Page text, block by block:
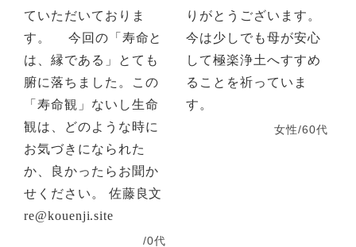
ていただいておりま
す。 今回の「寿命と
は、縁である」とても
腑に落ちました。この
「寿命観」ないし生命
観は、どのような時に
お気づきになられた
か、良かったらお聞か
せください。 佐藤良文
re@kouenji.site
/0代
りがとうございます。
今は少しでも母が安心
して極楽浄土へすすめ
ることを祈っていま
す。
女性/60代